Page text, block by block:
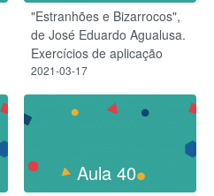
"Estranhões e Bizarrocos",
de José Eduardo Agualusa.
Exercícios de aplicação
2021-03-17
Aula 40